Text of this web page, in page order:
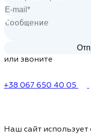
или звоните
+38 067 650 40 05
Наш сайт